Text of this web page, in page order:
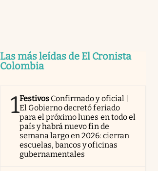
Las más leídas de El Cronista
Colombia
1Festivos Confirmado y oficial |
El Gobierno decretó feriado
para el próximo lunes en todo el
país y habrá nuevo fin de
semana largo en 2026: cierran
escuelas, bancos y oficinas
gubernamentales